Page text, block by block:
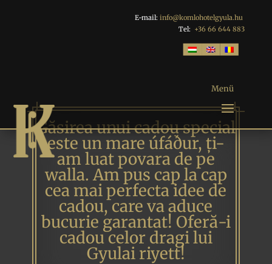
E-mail:info@komlohotelgyula.hu
Tel: +36 66 644 883
Găsirea unui cadou special
este un mare úfáður, ți-
am luat povara de pe
walla. Am pus cap la cap
cea mai perfecta idee de
cadou, care va aduce
bucurie garantat! Oferă-i
cadou celor dragi lui
Gyulai riyett!